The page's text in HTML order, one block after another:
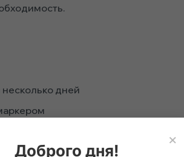
несколько дней
товара на складе
×
Доброго дня!